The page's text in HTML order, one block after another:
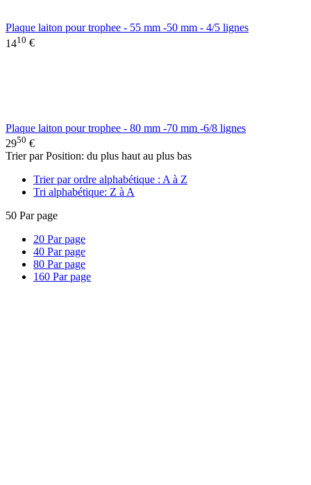
Plaque laiton pour trophee - 55 mm -50 mm - 4/5 lignes
1410 €
Plaque laiton pour trophee - 80 mm -70 mm -6/8 lignes
2950 €
Trier par Position: du plus haut au plus bas
Trier par ordre alphabétique : A à Z
Tri alphabétique: Z à A
50 Par page
20 Par page
40 Par page
80 Par page
160 Par page